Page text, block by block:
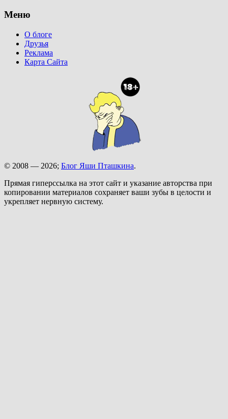
Меню
О блоге
Друзья
Реклама
Карта Сайта
© 2008 — 2026; Блог Яши Пташкина.
Прямая гиперссылка на этот сайт и указание авторства при
копировании материалов сохраняет ваши зубы в целости и
укрепляет нервную систему.